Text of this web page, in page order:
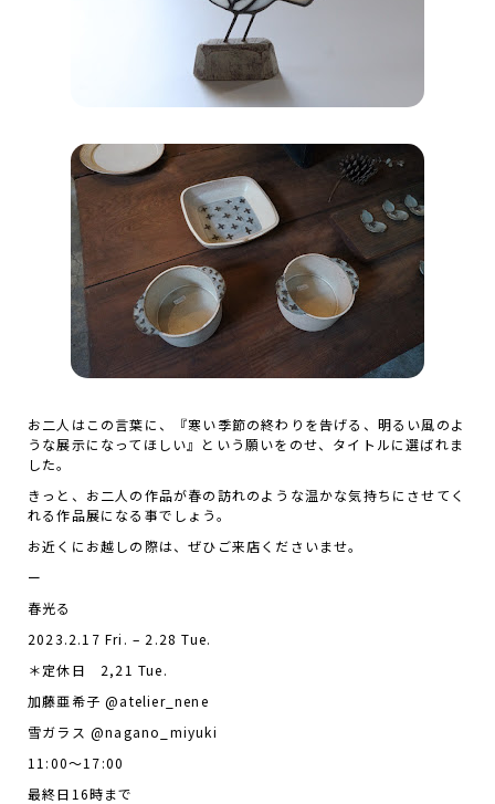
お二人はこの言葉に、『寒い季節の終わりを告げる、明るい風のよ
うな展示になってほしい』という願いをのせ、タイトルに選ばれま
した。
きっと、お二人の作品が春の訪れのような温かな気持ちにさせてく
れる作品展になる事でしょう。
お近くにお越しの際は、ぜひご来店くださいませ。
ー
春光る
2023.2.17 Fri. – 2.28 Tue.
＊定休日 2,21 Tue.
加藤亜希子 @atelier_nene
雪ガラス @nagano_miyuki
11:00～17:00
最終日16時まで